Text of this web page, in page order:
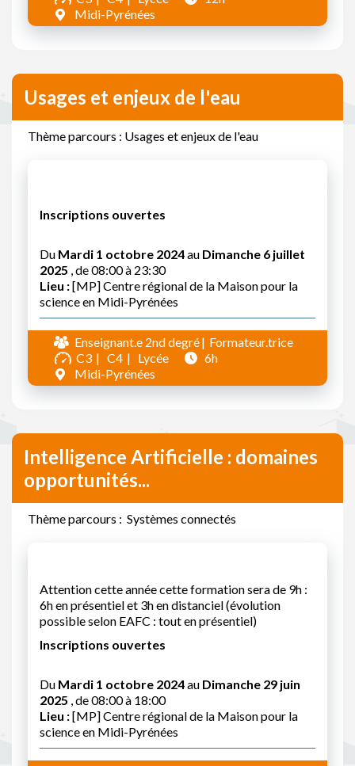
Midi-Pyrénées
Usages et enjeux de l'eau
Thème parcours : Usages et enjeux de l'eau
Inscriptions ouvertes
Du Mardi 1 octobre 2024au Dimanche 6 juillet
2025 , de 08:00 à 23:30
Lieu :[MP] Centre régional de la Maison pour la
science en Midi-Pyrénées
Enseignant.e 2nd degré
Formateur.trice
C3
C4 Lycée
6h
Midi-Pyrénées
Intelligence Artificielle : domaines
opportunités...
Thème parcours : Systèmes connectés
Attention cette année cette formation sera de 9h :
6h en présentiel et 3h en distanciel (évolution
possible selon EAFC : tout en présentiel)
Inscriptions ouvertes
Du Mardi 1 octobre 2024au Dimanche 29 juin
2025 , de 08:00 à 18:00
Lieu :[MP] Centre régional de la Maison pour la
science en Midi-Pyrénées